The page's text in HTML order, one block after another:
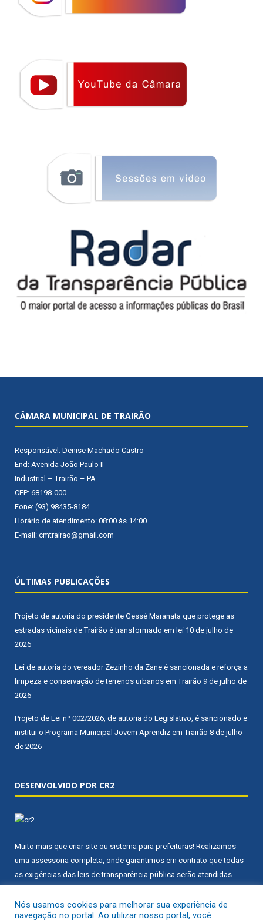
CÂMARA MUNICIPAL DE TRAIRÃO
Responsável: Denise Machado Castro
End: Avenida João Paulo II
Industrial – Trairão – PA
CEP: 68198-000
Fone: (93) 98435-8184
Horário de atendimento: 08:00 às 14:00
E-mail: cmtrairao@gmail.com
ÚLTIMAS PUBLICAÇÕES
Projeto de autoria do presidente Gessé Maranata que protege as
estradas vicinais de Trairão é transformado em lei 10 de julho de
2026
Lei de autoria do vereador Zezinho da Zane é sancionada e reforça a
limpeza e conservação de terrenos urbanos em Trairão 9 de julho de
2026
Projeto de Lei nº 002/2026, de autoria do Legislativo, é sancionado e
institui o Programa Municipal Jovem Aprendiz em Trairão 8 de julho
de 2026
DESENVOLVIDO POR CR2
Muito mais que criar site ou sistema para prefeituras! Realizamos
uma assessoria completa, onde garantimos em contrato que todas
as exigências das leis de transparência pública serão atendidas.
Conheça oPNTPe oRadar da Transparência Pública
Nós usamos cookies para melhorar sua experiência de
navegação no portal. Ao utilizar nosso portal, você